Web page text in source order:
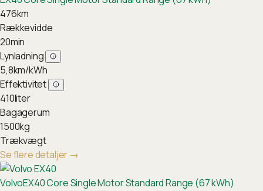
476km
Rækkevidde
20min
Lynladning
5,8km/kWh
Effektivitet
410liter
Bagagerum
1500kg
Trækvægt
Se flere detaljer →
VolvoEX40 Core Single Motor Standard Range (67 kWh)